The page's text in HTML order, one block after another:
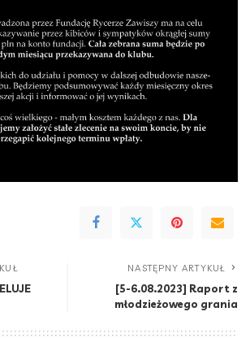
NASTĘPNY ARTYKUŁ
[5-6.08.2023] Raport z
młodzieżowego grania